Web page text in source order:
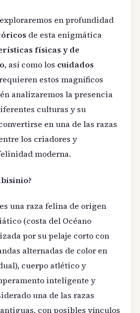
en profundidad
de esta enigmática
físicas y de
, así como los cuidados
estos magníficos
analizaremos la presencia
culturas y su
en una de las razas
los criadores y
moderna.
es una raza felina de origen
(costa del Océano
por su pelaje corto con
alternadas de color en
cuerpo atlético y
inteligente y
una de las razas
con posibles vínculos